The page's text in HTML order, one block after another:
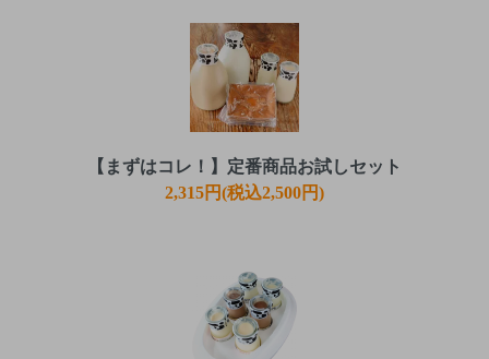
【まずはコレ！】定番商品お試しセット
2,315円(税込2,500円)